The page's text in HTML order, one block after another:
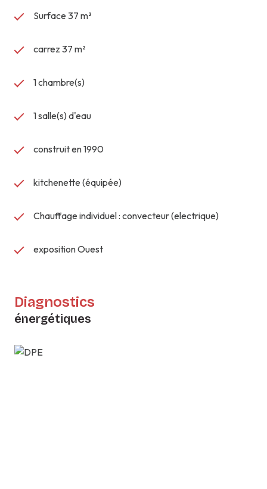
Surface 37 m²
carrez 37 m²
1 chambre(s)
1 salle(s) d'eau
construit en 1990
kitchenette (équipée)
Chauffage individuel : convecteur (electrique)
exposition Ouest
Diagnostics
énergétiques